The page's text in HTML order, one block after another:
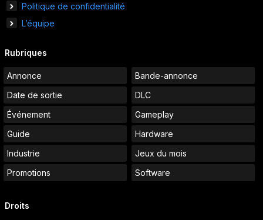
Politique de confidentialité
L’équipe
Rubriques
Annonce
Bande-annonce
Date de sortie
DLC
Événement
Gameplay
Guide
Hardware
Industrie
Jeux du mois
Promotions
Software
Droits